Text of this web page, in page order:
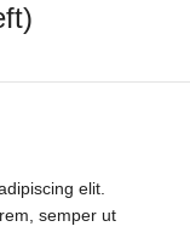
elit.
semper ut